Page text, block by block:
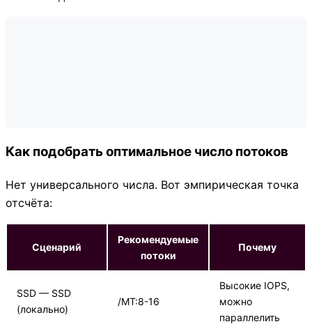
Как подобрать оптимальное число потоков
Нет универсального числа. Вот эмпирическая точка
отсчёта:
Сценарий
Рекомендуемые
потоки
Почему
SSD — SSD
(локально)
/MT:8-16
Высокие IOPS,
можно
параллелить